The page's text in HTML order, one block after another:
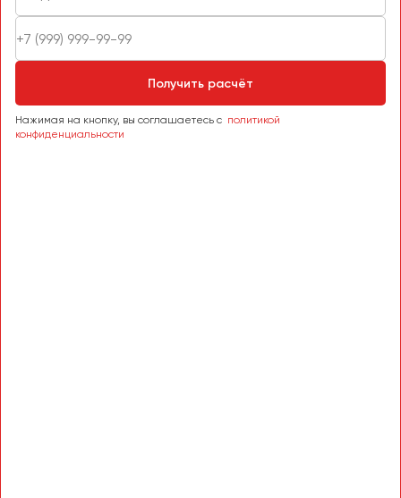
Получить расчёт
Нажимая на кнопку, вы соглашаетесь с политикой
конфиденциальности
Ставрополь
Сургут
Тольятти
Томск